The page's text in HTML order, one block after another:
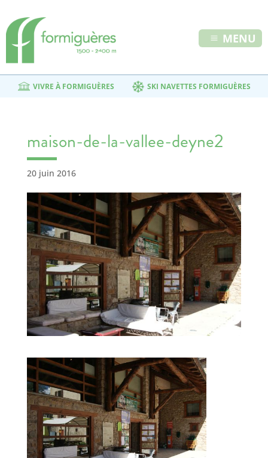
MENU
VIVRE À FORMIGUÈRES SKI NAVETTES FORMIGUÈRES
maison-de-la-vallee-deyne2
20 juin 2016